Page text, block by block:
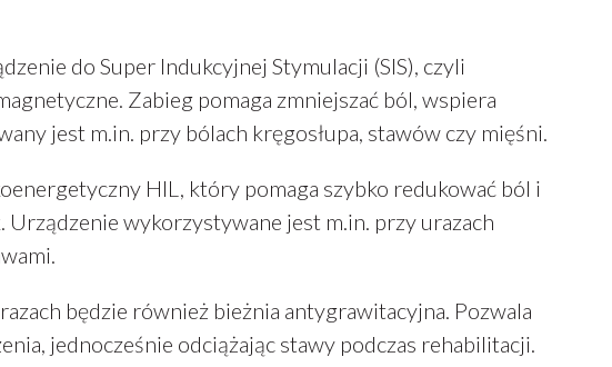
do Super Indukcyjnej Stymulacji (SIS), czyli
Zabieg pomaga zmniejszać ból, wspiera
jest m.in. przy bólach kręgosłupa, stawów czy mięśni.
HIL, który pomaga szybko redukować ból i
wykorzystywane jest m.in. przy urazach
będzie również bieżnia antygrawitacyjna. Pozwala
jednocześnie odciążając stawy podczas rehabilitacji.